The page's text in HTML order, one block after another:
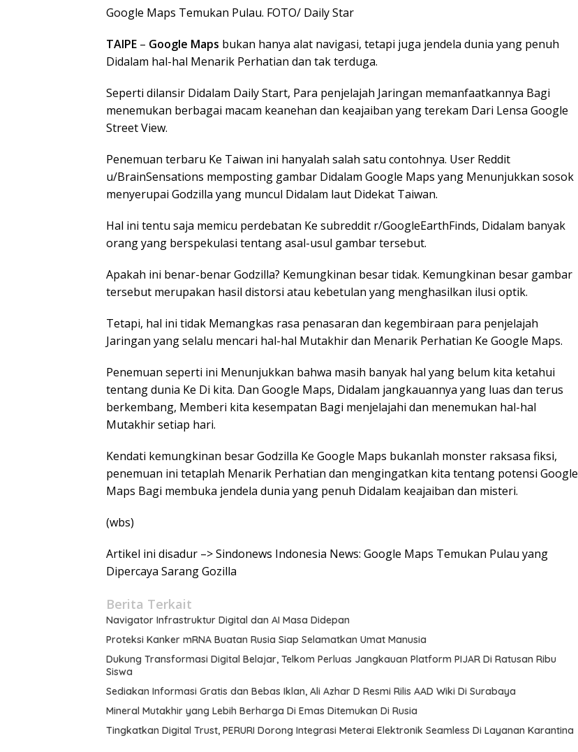
Google Maps Temukan Pulau. FOTO/ Daily Star
TAIPE – Google Maps bukan hanya alat navigasi, tetapi juga jendela dunia yang penuh
Didalam hal-hal Menarik Perhatian dan tak terduga.
Seperti dilansir Didalam Daily Start, Para penjelajah Jaringan memanfaatkannya Bagi
menemukan berbagai macam keanehan dan keajaiban yang terekam Dari Lensa Google
Street View.
Penemuan terbaru Ke Taiwan ini hanyalah salah satu contohnya. User Reddit
u/BrainSensations memposting gambar Didalam Google Maps yang Menunjukkan sosok
menyerupai Godzilla yang muncul Didalam laut Didekat Taiwan.
Hal ini tentu saja memicu perdebatan Ke subreddit r/GoogleEarthFinds, Didalam banyak
orang yang berspekulasi tentang asal-usul gambar tersebut.
Apakah ini benar-benar Godzilla? Kemungkinan besar tidak. Kemungkinan besar gambar
tersebut merupakan hasil distorsi atau kebetulan yang menghasilkan ilusi optik.
Tetapi, hal ini tidak Memangkas rasa penasaran dan kegembiraan para penjelajah
Jaringan yang selalu mencari hal-hal Mutakhir dan Menarik Perhatian Ke Google Maps.
Penemuan seperti ini Menunjukkan bahwa masih banyak hal yang belum kita ketahui
tentang dunia Ke Di kita. Dan Google Maps, Didalam jangkauannya yang luas dan terus
berkembang, Memberi kita kesempatan Bagi menjelajahi dan menemukan hal-hal
Mutakhir setiap hari.
Kendati kemungkinan besar Godzilla Ke Google Maps bukanlah monster raksasa fiksi,
penemuan ini tetaplah Menarik Perhatian dan mengingatkan kita tentang potensi Google
Maps Bagi membuka jendela dunia yang penuh Didalam keajaiban dan misteri.
(wbs)
Artikel ini disadur –> Sindonews Indonesia News: Google Maps Temukan Pulau yang
Dipercaya Sarang Gozilla
Berita Terkait
Navigator Infrastruktur Digital dan AI Masa Didepan
Proteksi Kanker mRNA Buatan Rusia Siap Selamatkan Umat Manusia
Dukung Transformasi Digital Belajar, Telkom Perluas Jangkauan Platform PIJAR Di Ratusan Ribu
Siswa
Sediakan Informasi Gratis dan Bebas Iklan, Ali Azhar D Resmi Rilis AAD Wiki Di Surabaya
Mineral Mutakhir yang Lebih Berharga Di Emas Ditemukan Di Rusia
Tingkatkan Digital Trust, PERURI Dorong Integrasi Meterai Elektronik Seamless Di Layanan Karantina